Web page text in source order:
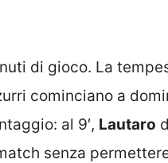
di gioco. La
cominciano a
al 9′, Lautaro
senza